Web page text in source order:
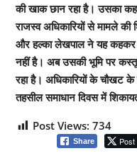
की खाक छान रहा है। उसका
राजस्व अधिकारियों से मामले की
और हल्का लेखपाल ने यह कहकर
नहीं है। अब उसकी भूमि पर
रहा है। अधिकारियों के चौखट
तहसील समाधान दिवस में
Post Views: 734
Share Post